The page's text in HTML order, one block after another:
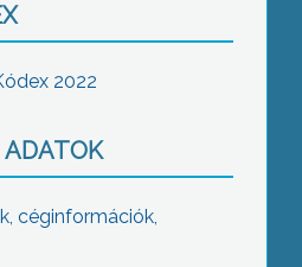
2022
ADATOK
céginformációk,